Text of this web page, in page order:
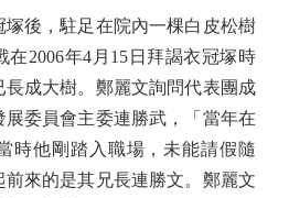
後，駐足在院內一棵白皮松樹
2006年4月15日拜謁衣冠塚時
成大樹。鄭麗文詢問代表團成
展委員會主委連勝武，「當年在
時他剛踏入職場，未能請假隨
來的是其兄長連勝文。鄭麗文